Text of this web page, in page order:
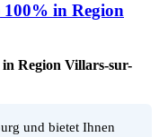
in Region
Region Villars-sur-
und bietet Ihnen